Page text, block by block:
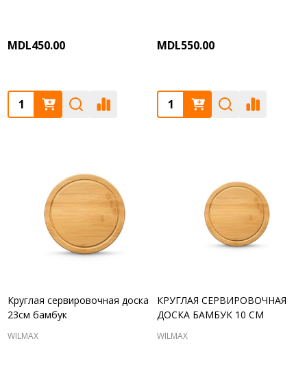
MDL450.00
Quantity:
MDL550.00
Quantity:
Круглая сервировочная доска
23см бамбук
WILMAX
КРУГЛАЯ СЕРВИРОВОЧНАЯ
ДОСКА БАМБУК 10 CM
WILMAX